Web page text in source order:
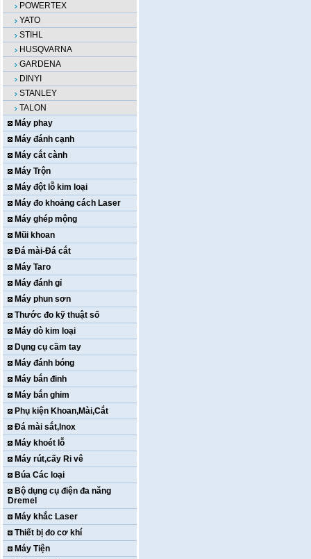
POWERTEX
YATO
STIHL
HUSQVARNA
GARDENA
DINYI
STANLEY
TALON
Máy phay
Máy đánh cạnh
Máy cắt cành
Máy Trộn
Máy đột lỗ kim loại
Máy đo khoảng cách Laser
Máy ghép mộng
Mũi khoan
Đá mài-Đá cắt
Máy Taro
Máy đánh gỉ
Máy phun sơn
Thước đo kỹ thuật số
Máy dò kim loại
Dụng cụ cầm tay
Máy đánh bóng
Máy bắn đinh
Máy bắn ghim
Phụ kiện Khoan,Mài,Cắt
Đá mài sắt,Inox
Máy khoét lỗ
Máy rút,cấy Ri vê
Búa Các loại
Bộ dụng cụ điện đa năng
Dremel
Máy khắc Laser
Thiết bị đo cơ khí
Máy Tiện